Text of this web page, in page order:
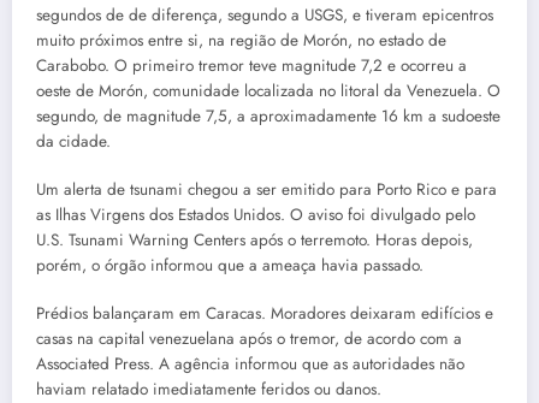
segundos de de diferença, segundo a USGS, e tiveram epicentros
muito próximos entre si, na região de Morón, no estado de
Carabobo. O primeiro tremor teve magnitude 7,2 e ocorreu a
oeste de Morón, comunidade localizada no litoral da Venezuela. O
segundo, de magnitude 7,5, a aproximadamente 16 km a sudoeste
da cidade.
Um alerta de tsunami chegou a ser emitido para Porto Rico e para
as Ilhas Virgens dos Estados Unidos. O aviso foi divulgado pelo
U.S. Tsunami Warning Centers após o terremoto. Horas depois,
porém, o órgão informou que a ameaça havia passado.
Prédios balançaram em Caracas. Moradores deixaram edifícios e
casas na capital venezuelana após o tremor, de acordo com a
Associated Press. A agência informou que as autoridades não
haviam relatado imediatamente feridos ou danos.